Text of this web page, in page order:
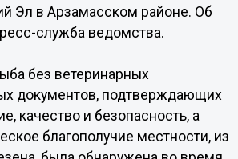
Эл в Арзамасском районе. Об
служба ведомства.
без ветеринарных
документов, подтверждающих
качество и безопасность, а
благополучие местности, из